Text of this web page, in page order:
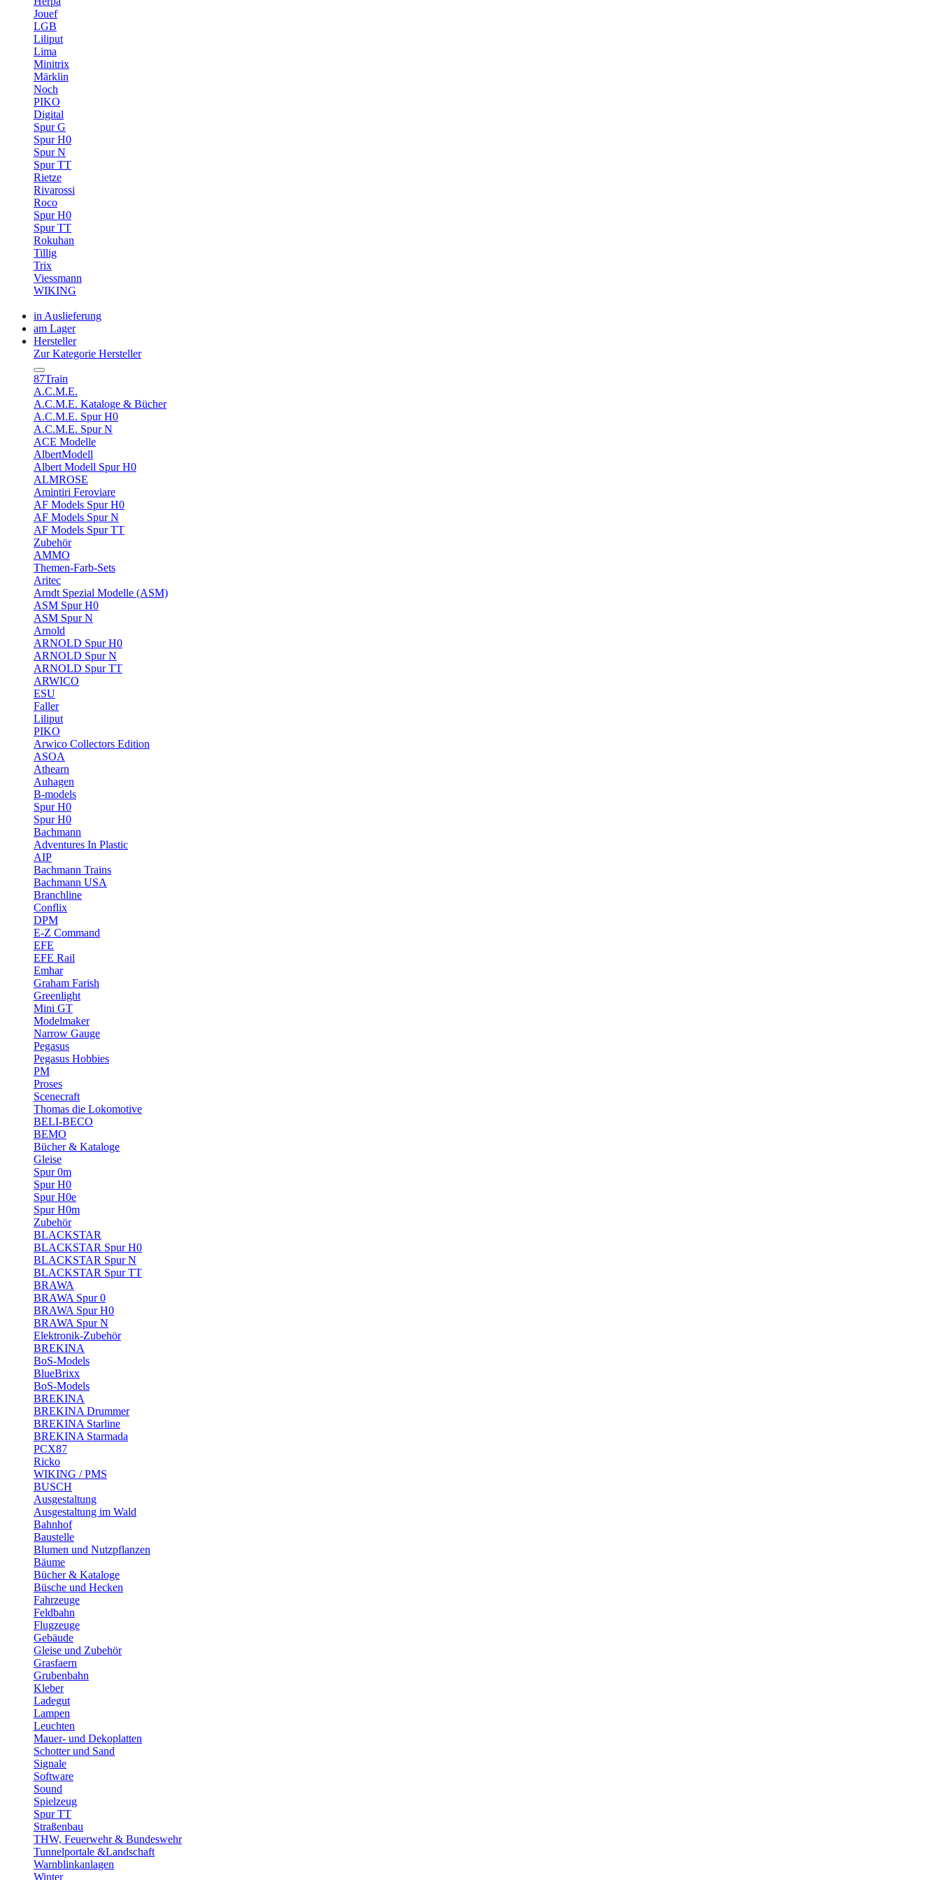
Jouef
LGB
Liliput
Lima
Minitrix
Märklin
Noch
PIKO
Digital
Spur G
Spur H0
Spur N
Spur TT
Rietze
Rivarossi
Roco
Spur H0
Spur TT
Rokuhan
Tillig
Trix
Viessmann
WIKING
in Auslieferung
am Lager
Hersteller
Zur Kategorie Hersteller
87Train
A.C.M.E.
A.C.M.E. Kataloge & Bücher
A.C.M.E. Spur H0
A.C.M.E. Spur N
ACE Modelle
AlbertModell
Albert Modell Spur H0
ALMROSE
Amintiri Feroviare
AF Models Spur H0
AF Models Spur N
AF Models Spur TT
Zubehör
AMMO
Themen-Farb-Sets
Aritec
Arndt Spezial Modelle (ASM)
ASM Spur H0
ASM Spur N
Arnold
ARNOLD Spur H0
ARNOLD Spur N
ARNOLD Spur TT
ARWICO
ESU
Faller
Liliput
PIKO
Arwico Collectors Edition
ASOA
Athearn
Auhagen
B-models
Spur H0
Spur H0
Bachmann
Adventures In Plastic
AIP
Bachmann Trains
Bachmann USA
Branchline
Conflix
DPM
E-Z Command
EFE
EFE Rail
Emhar
Graham Farish
Greenlight
Mini GT
Modelmaker
Narrow Gauge
Pegasus
Pegasus Hobbies
PM
Proses
Scenecraft
Thomas die Lokomotive
BELI-BECO
BEMO
Bücher & Kataloge
Gleise
Spur 0m
Spur H0
Spur H0e
Spur H0m
Zubehör
BLACKSTAR
BLACKSTAR Spur H0
BLACKSTAR Spur N
BLACKSTAR Spur TT
BRAWA
BRAWA Spur 0
BRAWA Spur H0
BRAWA Spur N
Elektronik-Zubehör
BREKINA
BoS-Models
BlueBrixx
BoS-Models
BREKINA
BREKINA Drummer
BREKINA Starline
BREKINA Starmada
PCX87
Ricko
WIKING / PMS
BUSCH
Ausgestaltung
Ausgestaltung im Wald
Bahnhof
Baustelle
Blumen und Nutzpflanzen
Bäume
Bücher & Kataloge
Büsche und Hecken
Fahrzeuge
Feldbahn
Flugzeuge
Gebäude
Gleise und Zubehör
Grasfaern
Grubenbahn
Kleber
Ladegut
Lampen
Leuchten
Mauer- und Dekoplatten
Schotter und Sand
Signale
Software
Sound
Spielzeug
Spur TT
Straßenbau
THW, Feuerwehr & Bundeswehr
Tunnelportale &Landschaft
Warnblinkanlagen
Winter